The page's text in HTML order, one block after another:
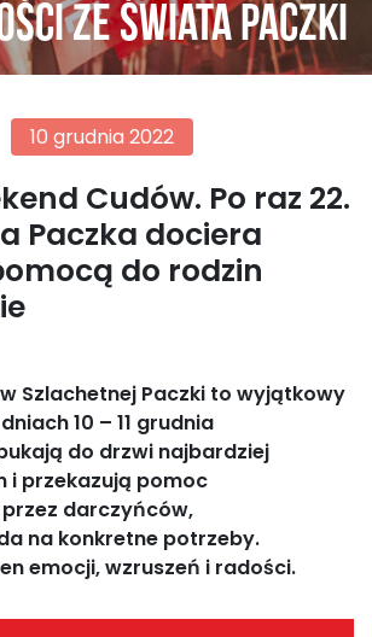
ze świata paczki
10 grudnia 2022
Cudów. Po raz 22.
Paczka dociera
do rodzin
Szlachetnej Paczki to wyjątkowy
10 – 11 grudnia
do drzwi najbardziej
i przekazują pomoc
darczyńców,
na konkretne potrzeby.
emocji, wzruszeń i radości.